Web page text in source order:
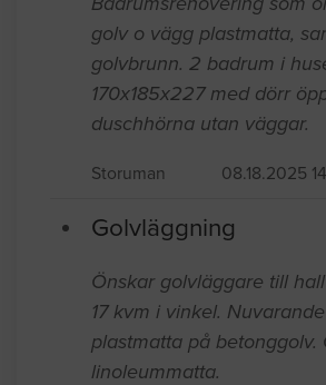
golv o vägg plastmatta,
golvbrunn. 2 badrum i
170x185x227 med dörr
duschhörna utan väggar.
Storuman 08.18.2025
Golvläggning
Önskar golvläggare till
17 kvm i vinkel.
plastmatta på betonggolv.
linoleummatta.